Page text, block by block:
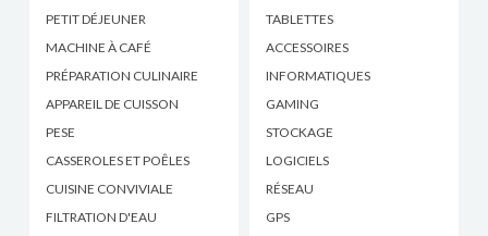
PETIT DÉJEUNER
MACHINE À CAFÉ
PRÉPARATION CULINAIRE
APPAREIL DE CUISSON
PESE
CASSEROLES ET POÊLES
CUISINE CONVIVIALE
FILTRATION D'EAU
TABLETTES
ACCESSOIRES
INFORMATIQUES
GAMING
STOCKAGE
LOGICIELS
RÉSEAU
GPS